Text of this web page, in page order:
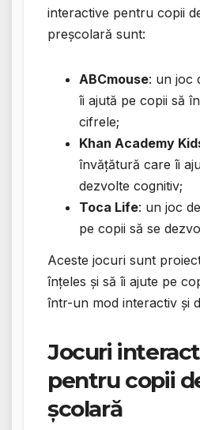
interactive pentru copii
preșcolară sunt:
ABCmouse: un joc
îi ajută pe copii să
cifrele;
Khan Academy
învățătură care îi
dezvolte cognitiv;
Toca Life: un joc
pe copii să se
Aceste jocuri sunt
înțeles și să îi ajute pe
într-un mod interactiv și
Jocuri
pentru copii
școlară